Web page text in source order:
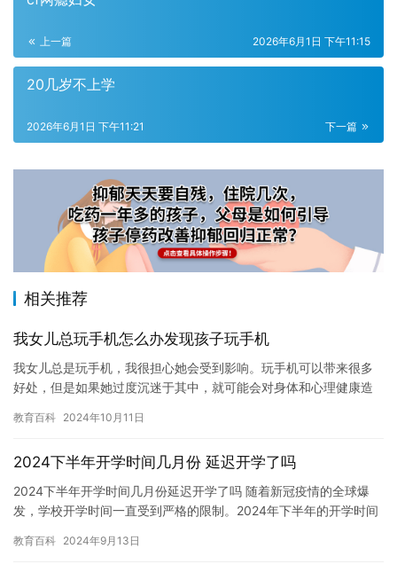
上一篇 2026年6月1日 下午11:15
20几岁不上学
下一篇
2026年6月1日 下午11:21
相关推荐
我女儿总玩手机怎么办发现孩子玩手机
我女儿总是玩手机，我很担心她会受到影响。玩手机可以带来很多
好处，但是如果她过度沉迷于其中，就可能会对身体和心理健康造
她交流…
教育百科 2024年10月11日
2024下半年开学时间几月份 延迟开学了吗
2024下半年开学时间几月份延迟开学了吗 随着新冠疫情的全球爆
发，学校开学时间一直受到严格的限制。2024年下半年的开学时间
教育百科 2024年9月13日